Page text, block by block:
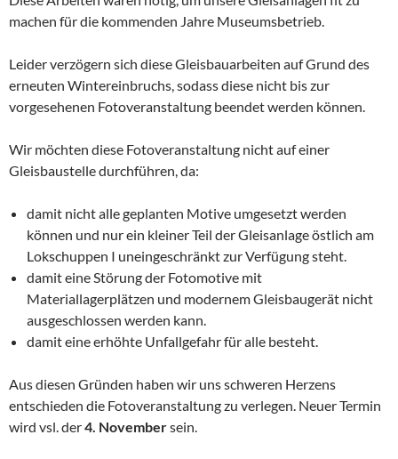
machen für die kommenden Jahre Museumsbetrieb.
Leider verzögern sich diese Gleisbauarbeiten auf Grund des
erneuten Wintereinbruchs, sodass diese nicht bis zur
vorgesehenen Fotoveranstaltung beendet werden können.
Wir möchten diese Fotoveranstaltung nicht auf einer
Gleisbaustelle durchführen, da:
damit nicht alle geplanten Motive umgesetzt werden
können und nur ein kleiner Teil der Gleisanlage östlich am
Lokschuppen I uneingeschränkt zur Verfügung steht.
damit eine Störung der Fotomotive mit
Materiallagerplätzen und modernem Gleisbaugerät nicht
ausgeschlossen werden kann.
damit eine erhöhte Unfallgefahr für alle besteht.
Aus diesen Gründen haben wir uns schweren Herzens
entschieden die Fotoveranstaltung zu verlegen. Neuer Termin
wird vsl. der4. Novembersein.